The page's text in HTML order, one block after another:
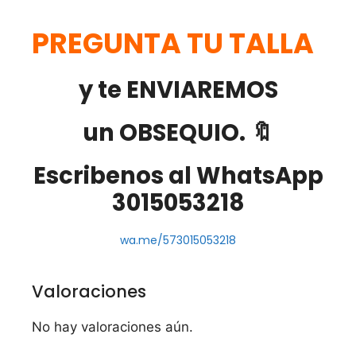
PREGUNTA TU TALLA
y te ENVIAREMOS
un OBSEQUIO. 🔖
Escribenos al WhatsApp
3015053218
wa.me/573015053218
Valoraciones
No hay valoraciones aún.